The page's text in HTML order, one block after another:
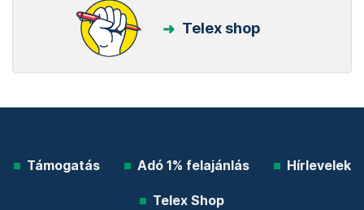
Telex shop
Támogatás Adó 1% felajánlás Hírlevelek
Telex Shop